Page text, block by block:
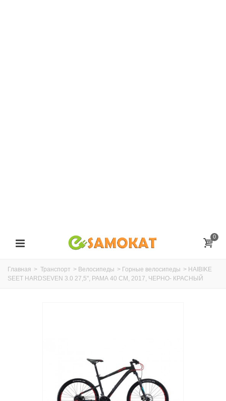
0
Главная > Транспорт > Велосипеды > Горные велосипеды > HAIBIKE
SEET HARDSEVEN 3.0 27,5", РАМА 40 СМ, 2017, ЧЕРНО- КРАСНЫЙ